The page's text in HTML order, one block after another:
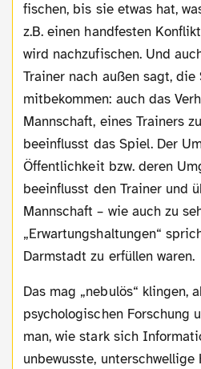
fischen, bis sie etwas hat,
z.B. einen handfesten
wird nachzufischen. Und
Trainer nach außen sagt,
mitbekommen: auch das
Mannschaft, eines Trainers
beeinflusst das Spiel. Der
Öffentlichkeit bzw. deren
beeinflusst den Trainer und
Mannschaft – wie auch zu
„Erwartungshaltungen“
Darmstadt zu erfüllen waren.
Das mag „nebulös“ klingen, aber aus der
psychologischen Forschung
man, wie stark sich
unbewusste, unterschwellige